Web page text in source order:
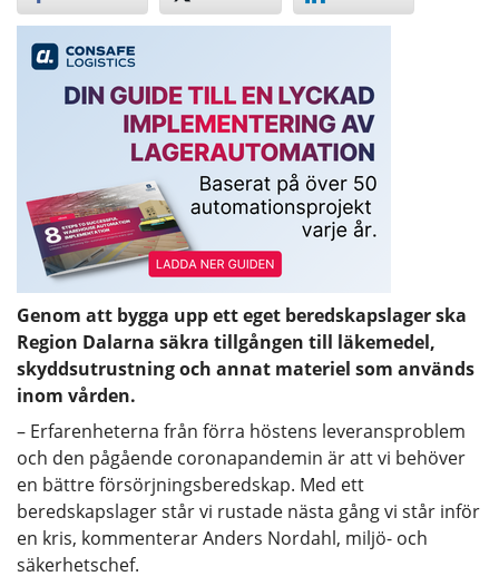
Genom att bygga upp ett eget beredskapslager ska
Region Dalarna säkra tillgången till läkemedel,
skyddsutrustning och annat materiel som används
inom vården.
– Erfarenheterna från förra höstens leveransproblem
och den pågående coronapandemin är att vi behöver
en bättre försörjningsberedskap. Med ett
beredskapslager står vi rustade nästa gång vi står inför
en kris, kommenterar Anders Nordahl, miljö- och
säkerhetschef.